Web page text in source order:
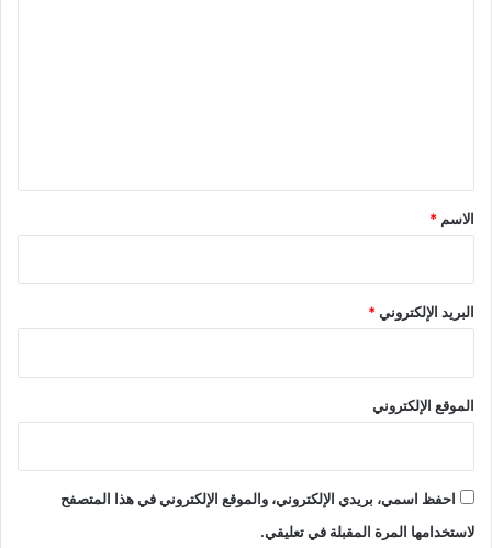
*
الاسم *
البريد الإلكتروني*
الموقع الإلكتروني
احفظ اسمي، بريدي الإلكتروني، والموقع الإلكتروني في هذا المتصفح
لاستخدامها المرة المقبلة في تعليقي.